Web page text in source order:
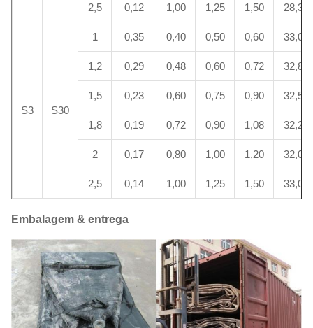
2,5 0,12 1,00 1,25 1,50 28,3
S3 S30
1 0,35 0,40 0,50 0,60 33,0
1,2 0,29 0,48 0,60 0,72 32,8
1,5 0,23 0,60 0,75 0,90 32,5
1,8 0,19 0,72 0,90 1,08 32,2
2 0,17 0,80 1,00 1,20 32,0
2,5 0,14 1,00 1,25 1,50 33,0
Embalagem & entrega